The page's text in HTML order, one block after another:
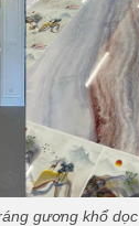
gương khổ dọc